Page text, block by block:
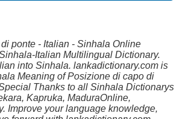
ponte - Italian - Sinhala Online
Italian Multilingual Dictionary.
into Sinhala. lankadictionary.com is
Meaning of Posizione di capo di
Thanks to all Sinhala Dictionarys
Kapruka, MaduraOnline,
Improve your language knowledge,